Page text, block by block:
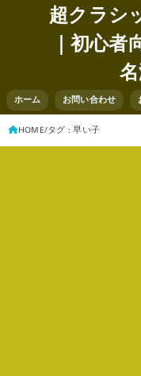
超クラシ
｜初心
ホーム お問い合わせ
HOME タグ : 早い子